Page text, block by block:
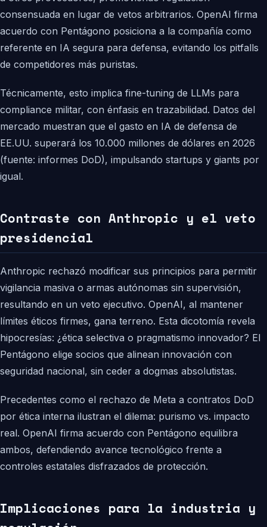
consensuada en lugar de vetos arbitrarios. OpenAI firma
acuerdo con Pentágono posiciona a la compañía como
referente en IA segura para defensa, evitando los pitfalls
de competidores más puristas.
Técnicamente, esto implica fine-tuning de LLMs para
compliance militar, con énfasis en trazabilidad. Datos del
mercado muestran que el gasto en IA de defensa de
EE.UU. superará los 10.000 millones de dólares en 2026
(fuente: informes DoD), impulsando startups y giants por
igual.
Contraste con Anthropic y el veto
presidencial
Anthropic rechazó modificar sus principios para permitir
vigilancia masiva o armas autónomas sin supervisión,
resultando en un veto ejecutivo. OpenAI, al mantener
límites éticos firmes, gana terreno. Esta dicotomía revela
hipocresías: ¿ética selectiva o pragmatismo innovador? El
Pentágono elige socios que alinean innovación con
seguridad nacional, sin ceder a dogmas absolutistas.
Precedentes como el rechazo de Meta a contratos DoD
por ética interna ilustran el dilema: purismo vs. impacto
real. OpenAI firma acuerdo con Pentágono equilibra
ambos, defendiendo avance tecnológico frente a
controles estatales disfrazados de protección.
Implicaciones para la industria y